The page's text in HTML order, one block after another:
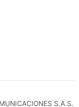
S.A.S.